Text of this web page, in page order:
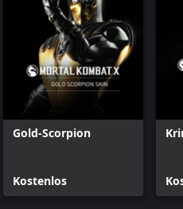
Gold-Scorpion
Kostenlos